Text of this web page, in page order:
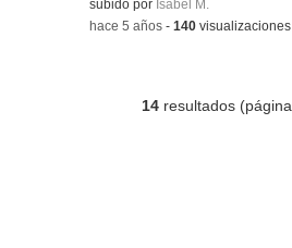
Contenido educativo.
subido por Isabel M.
-hace 5 años -140 visualizaciones
14 resultados (página